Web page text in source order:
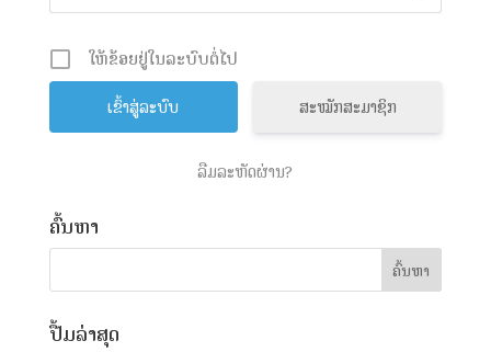
ໃຫ້ຂ້ອຍຢູ່ໃນລະບົບຕໍ່ໄປ
ສະໝັກສະມາຊິກ
ລືມລະຫັດຜ່ານ?
ຄົ້ນຫາ
ປື້ມລ່າສຸດ